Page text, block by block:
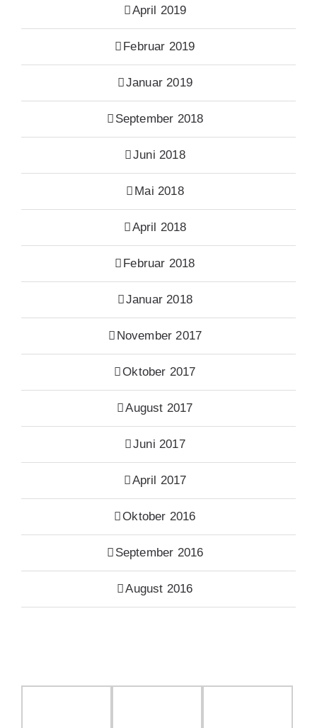
April 2019
Februar 2019
Januar 2019
September 2018
Juni 2018
Mai 2018
April 2018
Februar 2018
Januar 2018
November 2017
Oktober 2017
August 2017
Juni 2017
April 2017
Oktober 2016
September 2016
August 2016